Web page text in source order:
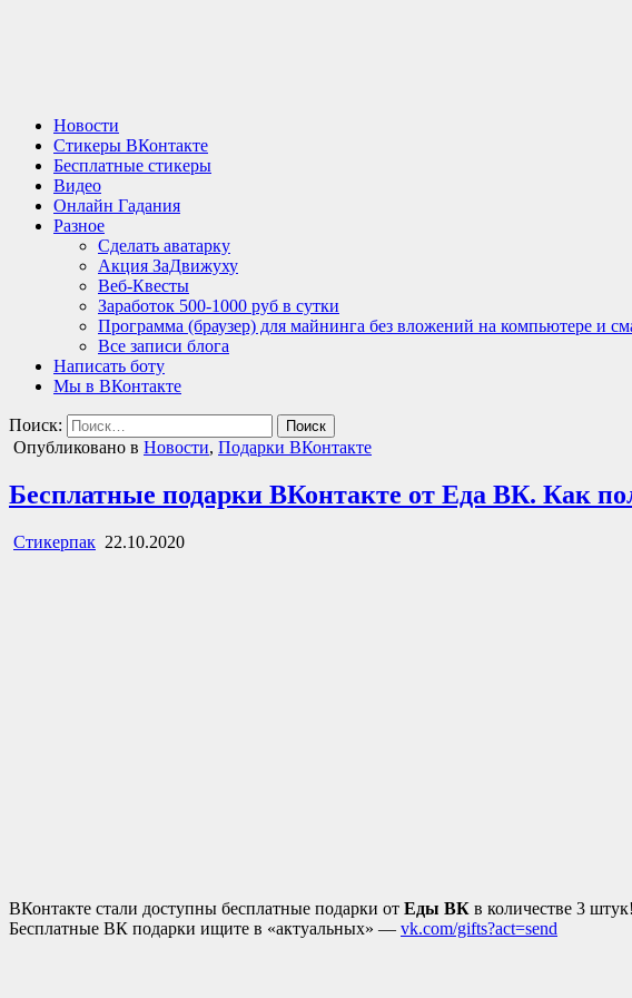
Новости
Стикеры ВКонтакте
Бесплатные стикеры
Видео
Онлайн Гадания
Разное
Сделать аватарку
Акция ЗаДвижуху
Веб-Квесты
Заработок 500-1000 руб в сутки
Программа (браузер) для майнинга без вложений на компьютере и
Все записи блога
Написать боту
Мы в ВКонтакте
Поиск:
Опубликовано в Новости, Подарки ВКонтакте
Бесплатные подарки ВКонтакте от Еда ВК. Как
Стикерпак 22.10.2020
ВКонтакте стали доступны бесплатные подарки от Еды ВК в количестве 3
Бесплатные ВК подарки ищите в «актуальных» — vk.com/gifts?act=send